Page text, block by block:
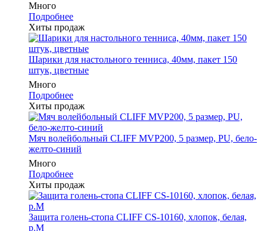
Много
Подробнее
Хиты продаж
Шарики для настольного тенниса, 40мм, пакет 150
штук, цветные
Много
Подробнее
Хиты продаж
Мяч волейбольный CLIFF MVP200, 5 размер, PU, бело-
желто-синий
Много
Подробнее
Хиты продаж
Защита голень-стопа CLIFF CS-10160, хлопок, белая,
р.M